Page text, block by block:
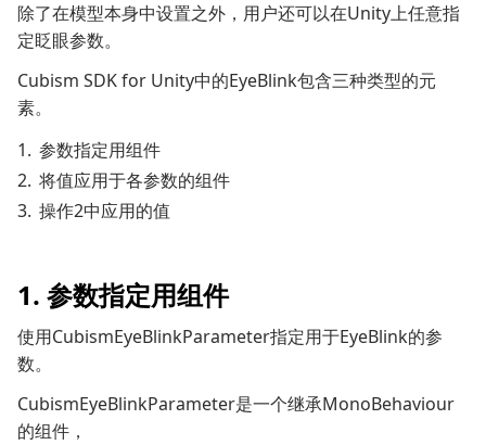
除了在模型本身中设置之外，用户还可以在Unity上任意指
定眨眼参数。
Cubism SDK for Unity中的EyeBlink包含三种类型的元
素。
参数指定用组件
将值应用于各参数的组件
操作2中应用的值
1. 参数指定用组件
使用CubismEyeBlinkParameter指定用于EyeBlink的参
数。
CubismEyeBlinkParameter是一个继承MonoBehaviour
的组件，